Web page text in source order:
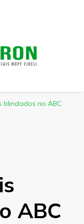
blindados no ABC
ABC